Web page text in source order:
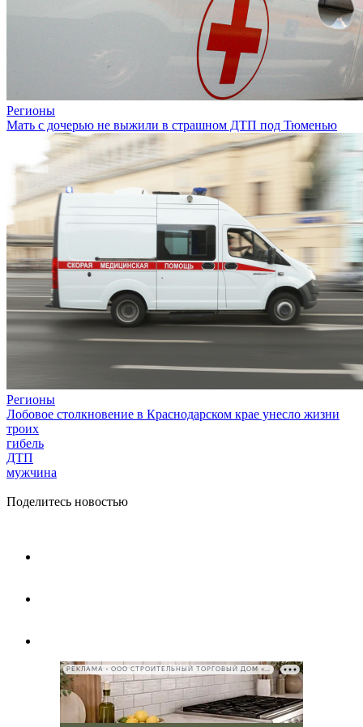
Регионы
Мать с дочерью не выжили в страшном ДТП под Тюменью
Регионы
Лобовое столкновение в Краснодарском крае унесло жизни
троих
гибель
ДТП
мужчина
Поделитесь новостью
РЕКЛАМА • ООО СТРОИТЕЛЬНЫЙ ТОРГОВЫЙ ДОМ «ПЕТРОВИЧ», ИНН 7802348846